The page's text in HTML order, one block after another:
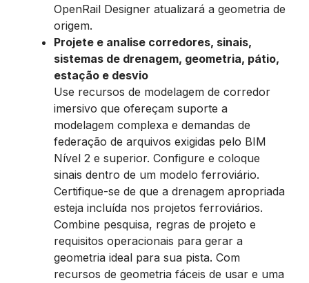
OpenRail Designer atualizará a geometria de
origem.
Projete e analise corredores, sinais,
sistemas de drenagem, geometria, pátio,
estação e desvio
Use recursos de modelagem de corredor
imersivo que ofereçam suporte a
modelagem complexa e demandas de
federação de arquivos exigidas pelo BIM
Nível 2 e superior. Configure e coloque
sinais dentro de um modelo ferroviário.
Certifique-se de que a drenagem apropriada
esteja incluída nos projetos ferroviários. ​
Combine pesquisa, regras de projeto e
requisitos operacionais para gerar a
geometria ideal para sua pista. Com
recursos de geometria fáceis de usar e uma